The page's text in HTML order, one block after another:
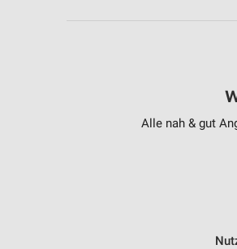
Alle nah & gut
Messung der Performance von Inhalten
Analyse von Zielgruppen durch
Verwendung reduzierter Daten zur